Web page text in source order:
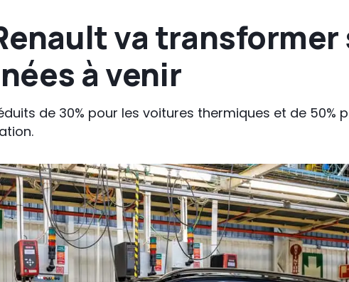
va transformer
à venir
de 30% pour les voitures thermiques et de 50%